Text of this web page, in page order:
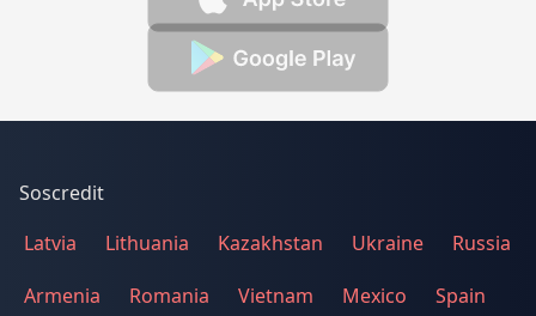
Soscredit
Latvia
Lithuania Kazakhstan Ukraine
Russia
Armenia
Romania Vietnam Mexico
Spain